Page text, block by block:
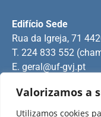
Valorizamos a
Utilizamos cookies
Edifício Sede
Rua da Igreja, 71
T. 224 833 552
E. geral@uf-gvj.pt